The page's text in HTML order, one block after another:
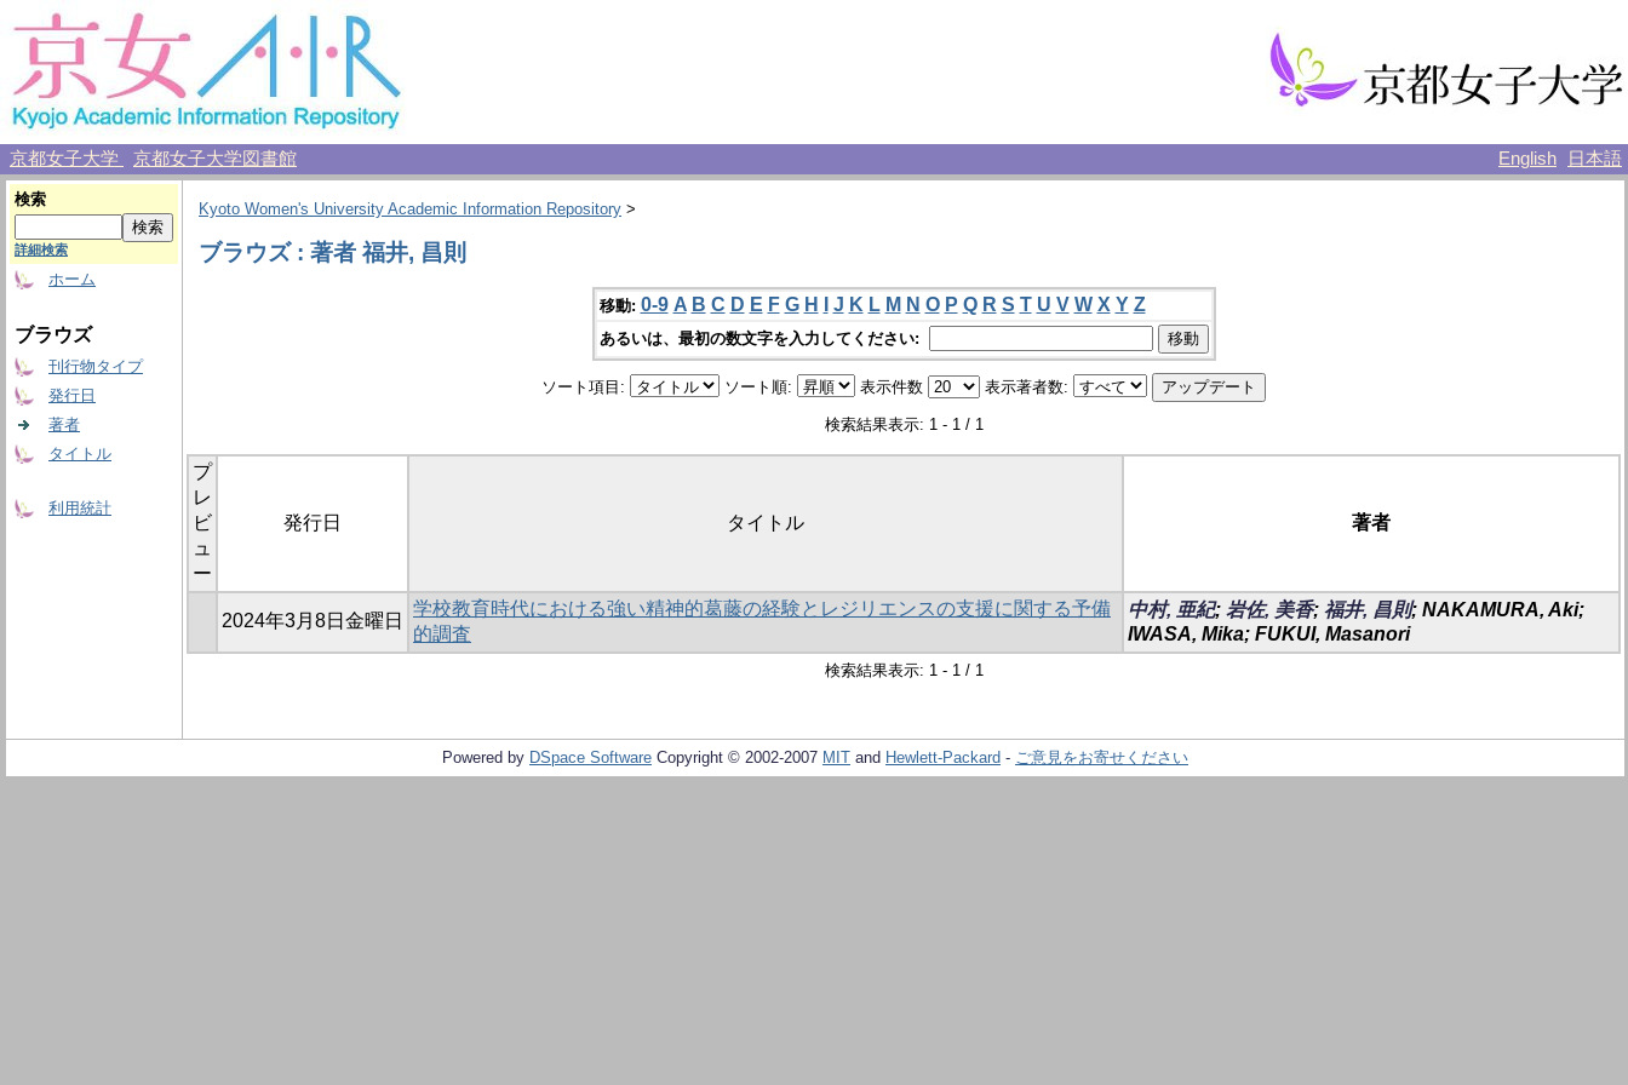
京都女子大学 京都女子大学図書館 English 日本語
検索
詳細検索
ホーム
ブラウズ
刊行物タイプ
発行日
著者
タイトル
利用統計
Kyoto Women's University Academic Information Repository >
ブラウズ : 著者 福井, 昌則
移動: 0-9 A B C D E F G H J K L M N O P Q R S T U V W X Y Z
あるいは、最初の数文字を入力してください:
ソート項目: ソート順: 表示件数 表示著者数:
検索結果表示: 1 - 1 / 1
プ
レ
ビ
ュ
ー
発行日 タイトル 著者
2024年3月8日金曜日
学校教育時代における強い精神的葛藤の経験とレジリエンスの支援に関する予備
的調査
中村, 亜紀; 岩佐, 美香; 福井, 昌則; NAKAMURA, Aki;
IWASA, Mika; FUKUI, Masanori
検索結果表示: 1 - 1 / 1
Powered by DSpace Software Copyright © 2002-2007 MIT and Hewlett-Packard - ご意見をお寄せください